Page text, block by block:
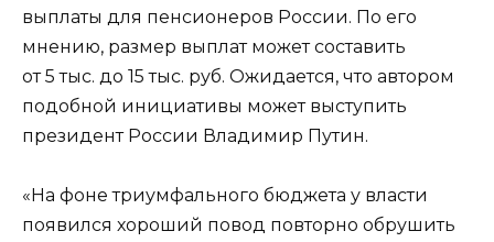
выплаты для пенсионеров России. По его
мнению, размер выплат может составить
от 5 тыс. до 15 тыс. руб. Ожидается, что автором
подобной инициативы может выступить
президент России Владимир Путин.
«На фоне триумфального бюджета у власти
появился хороший повод повторно обрушить